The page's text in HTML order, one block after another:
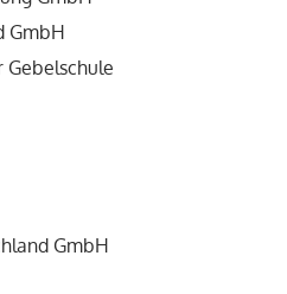
GmbH
GmbH